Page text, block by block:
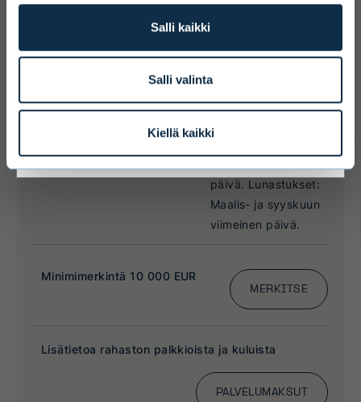
Salli kaikki
Salli valinta
Kiellä kaikki
personally responsible for any national
I ACCEPT & ENTER